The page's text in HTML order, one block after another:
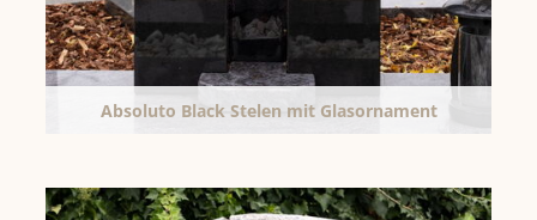
Absoluto Black Stelen mit Glasornament